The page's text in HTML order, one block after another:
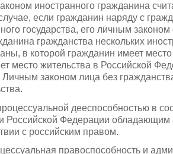
иностранного гражданина
если гражданин наряду с
государства, его личным
гражданства нескольких
в которой гражданин имеет
место жительства в Российской
Личным законом лица без
дееспособностью в
Российской Федерации обладающим
с российским правом.
правоспособность и